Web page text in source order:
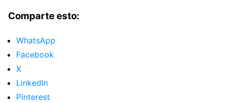
Comparte esto:
WhatsApp
Facebook
X
LinkedIn
Pinterest